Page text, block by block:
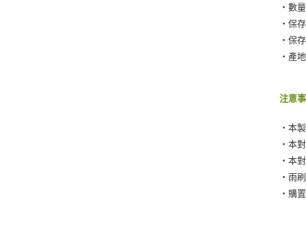
‧數
‧保
‧保
‧產
注意
‧本
‧本
‧本
‧雨
‧購